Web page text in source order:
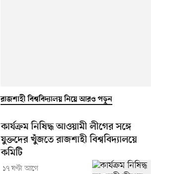
রাজশাহী বিশ্ববিদ্যালয় নিয়ে আরও পড়ুন
কার্যক্রম নিষিদ্ধ আওয়ামী লীগের সঙ্গে
যুক্তদের খুঁজতে রাজশাহী বিশ্ববিদ্যালয়ে
কমিটি
১৭ ঘণ্টা আগে